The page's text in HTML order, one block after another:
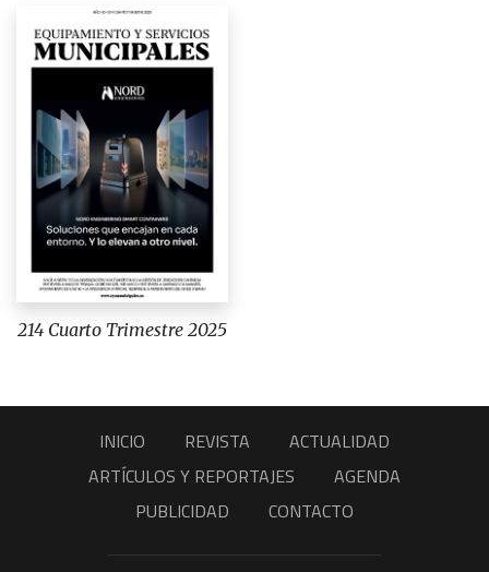
214 Cuarto Trimestre 2025
INICIO REVISTA
ACTUALIDAD
ARTÍCULOS Y REPORTAJES
AGENDA
PUBLICIDAD
CONTACTO